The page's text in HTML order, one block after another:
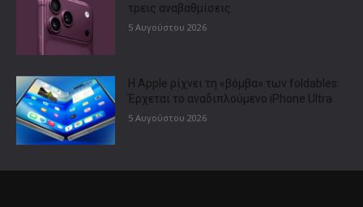
τρεις αναβαθμίσεις
5 Αυγούστου 2026
Η Apple ρίχνει τη «βόμβα» των foldables:
Έρχεται το αναδιπλούμενο iPhone Ultra
5 Αυγούστου 2026